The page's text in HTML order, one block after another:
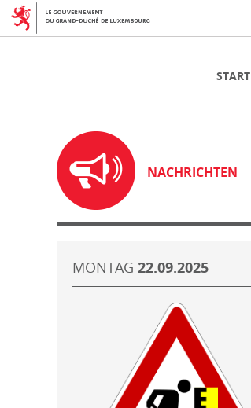
START
NACHRICHTEN
MONTAG 22.09.2025